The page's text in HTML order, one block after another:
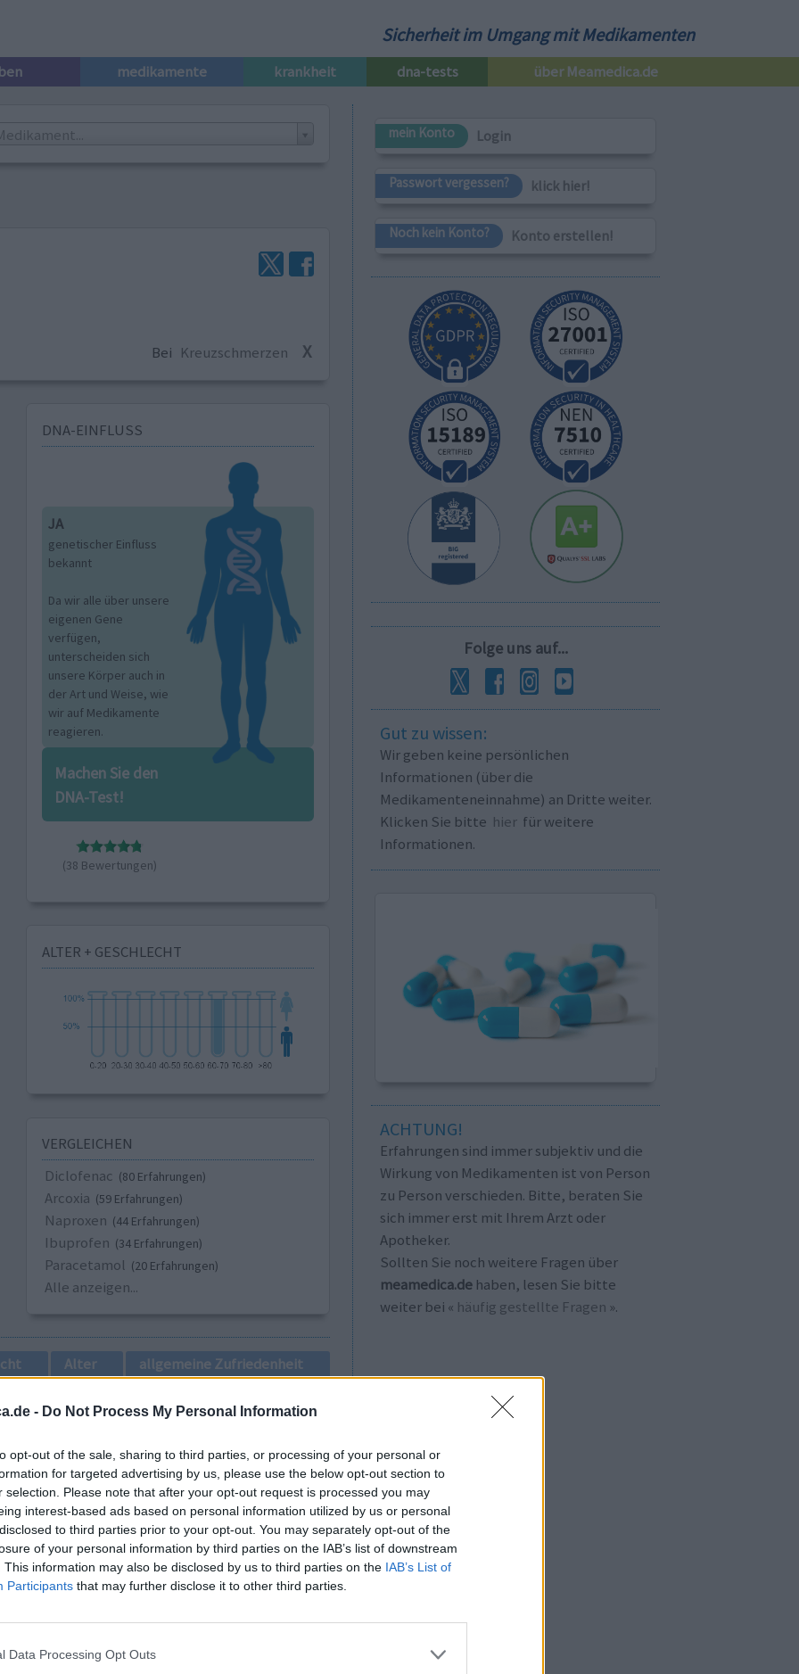
- Do Not Process My Personal Information
opt-out of the sale, sharing to third parties, or processing of your personal or
for targeted advertising by us, please use the below opt-out section to
selection. Please note that after your opt-out request is processed you may
interest-based ads based on personal information utilized by us or personal
to third parties prior to your opt-out. You may separately opt-out of the
of your personal information by third parties on the IAB’s list of downstream
This information may also be disclosed by us to third parties on the IAB’s List of
Participants that may further disclose it to other third parties.
Data Processing Opt Outs
Sicherheit im Umgang mit Medikamenten
medikamente krankheit dna-tests über Meamedica.de
Bei Kreuzschmerzen X
DNA-EINFLUSS
JA
genetischer Einfluss
bekannt
Da wir alle über unsere
eigenen Gene
verfügen,
unterscheiden sich
unsere Körper auch in
der Art und Weise, wie
wir auf Medikamente
reagieren.
Machen Sie den
DNA-Test!
(38 Bewertungen)
ALTER + GESCHLECHT
VERGLEICHEN
Diclofenac (80 Erfahrungen)
Arcoxia (59 Erfahrungen)
Naproxen (44 Erfahrungen)
Ibuprofen (34 Erfahrungen)
Paracetamol (20 Erfahrungen)
Alle anzeigen...
Alter allgemeine Zufriedenheit
1
Wirksamkeit
Anzahl Nebenwirkungen
und
mein Konto Login
Passwort vergessen? klick hier!
Noch kein Konto? Konto erstellen!
Folge uns auf...
Gut zu wissen:
Wir geben keine persönlichen
Informationen (über die
Medikamenteneinnahme) an Dritte weiter.
Klicken Sie bitte hier für weitere
Informationen.
ACHTUNG!
Erfahrungen sind immer subjektiv und die
Wirkung von Medikamenten ist von Person
zu Person verschieden. Bitte, beraten Sie
sich immer erst mit Ihrem Arzt oder
Apotheker.
Sollten Sie noch weitere Fragen über
meamedica.de haben, lesen Sie bitte
weiter bei « häufig gestellte Fragen ».